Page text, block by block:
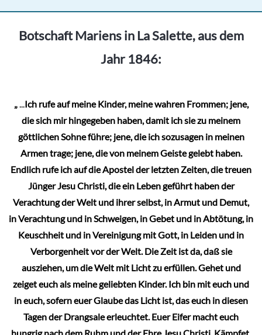
Botschaft Mariens in La Salette, aus dem
Jahr 1846:
„...Ich rufe auf meine Kinder, meine wahren Frommen; jene,
die sich mir hingegeben haben, damit ich sie zu meinem
göttlichen Sohne führe; jene, die ich sozusagen in meinen
Armen trage; jene, die von meinem Geiste gelebt haben.
Endlich rufe ich auf die Apostel der letzten Zeiten, die treuen
Jünger Jesu Christi, die ein Leben geführt haben der
Verachtung der Welt und ihrer selbst, in Armut und Demut,
in Verachtung und in Schweigen, in Gebet und in Abtötung, in
Keuschheit und in Vereinigung mit Gott, in Leiden und in
Verborgenheit vor der Welt. Die Zeit ist da, daß sie
ausziehen, um die Welt mit Licht zu erfüllen. Gehet und
zeiget euch als meine geliebten Kinder. Ich bin mit euch und
in euch, sofern euer Glaube das Licht ist, das euch in diesen
Tagen der Drangsale erleuchtet. Euer Eifer macht euch